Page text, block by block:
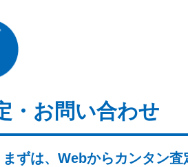
・お問い合わせ
まずは、Webからカンタン査